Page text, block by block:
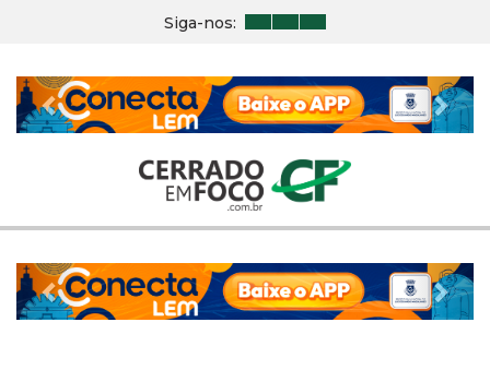
Siga-nos:
Previous Next
Previous Next